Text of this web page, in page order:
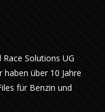
Solutions UG
über 10 Jahre
für Benzin und